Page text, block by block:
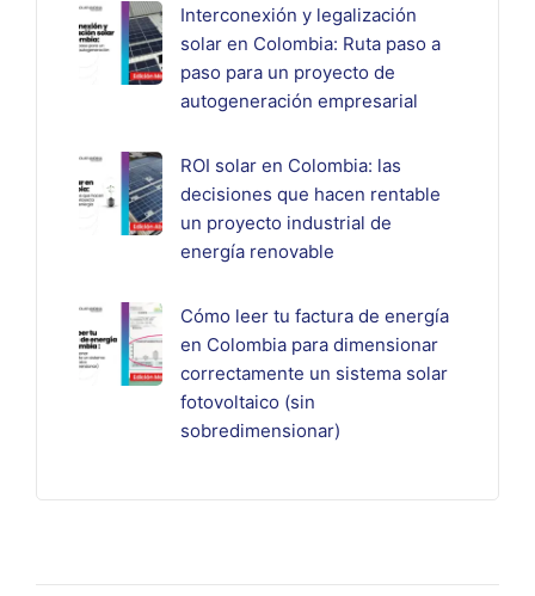
Interconexión y legalización
solar en Colombia: Ruta paso a
paso para un proyecto de
autogeneración empresarial
ROI solar en Colombia: las
decisiones que hacen rentable
un proyecto industrial de
energía renovable
Cómo leer tu factura de energía
en Colombia para dimensionar
correctamente un sistema solar
fotovoltaico (sin
sobredimensionar)